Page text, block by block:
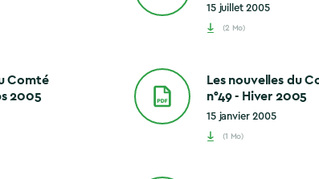
15 juillet 2005
(2 Mo)
Comté
2005
Les nouvelles du
n°49 - Hiver 2005
15 janvier 2005
(1 Mo)